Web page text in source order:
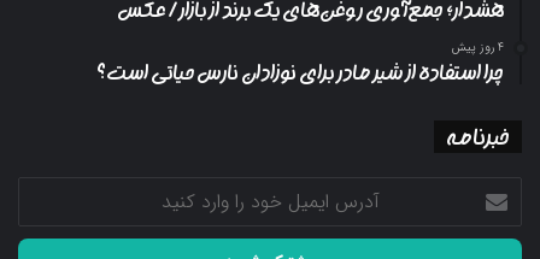
هشدار؛ جمع‌آوری روغن‌های یک برند از بازار/ عکس
4 روز پیش
چرا استفاده از شیر مادر برای نوزادان نارس حیاتی است؟
خبرنامه
آدرس
ایمیل
خود